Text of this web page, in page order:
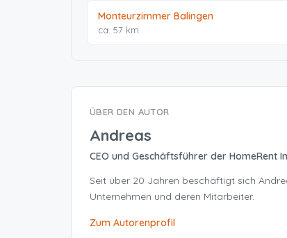
Monteurzimmer Balingen
ca. 57 km
ÜBER DEN AUTOR
Andreas
CEO und Geschäftsführer der HomeRent
Seit über 20 Jahren beschäftigt sich
Unternehmen und deren Mitarbeiter.
Zum Autorenprofil